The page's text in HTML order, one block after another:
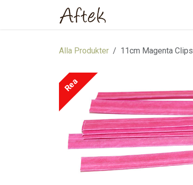
Alla Produkter 11cm Magenta Clips
Rea